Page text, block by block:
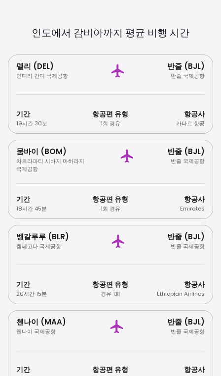
인도에서 감비아까지 평균 비행 시간
델리 (DEL)
인디라 간디 국제공항
반줄 (BJL)
반줄 국제공항
기간
19시간 30분
항공편 유형
1회 경유
항공사
카타르 항공
뭄바이 (BOM)
차트라파티 시바지 마하라지
국제공항
반줄 (BJL)
반줄 국제공항
기간
18시간 45분
항공편 유형
1회 경유
항공사
Emirates
벵갈루루 (BLR)
켐페고다 국제공항
반줄 (BJL)
반줄 국제공항
기간
20시간 15분
항공편 유형
경유 1회
항공사
Ethiopian Airlines
첸나이 (MAA)
첸나이 국제공항
반줄 (BJL)
반줄 국제공항
기간 항공편 유형 항공사